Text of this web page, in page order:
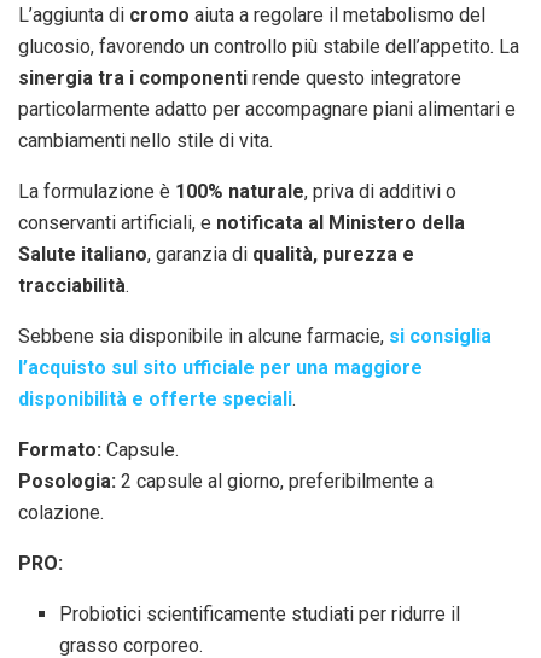
L’aggiunta di cromo aiuta a regolare il metabolismo del
glucosio, favorendo un controllo più stabile dell’appetito. La
sinergia tra i componenti rende questo integratore
particolarmente adatto per accompagnare piani alimentari e
cambiamenti nello stile di vita.
La formulazione è 100% naturale, priva di additivi o
conservanti artificiali, e notificata al Ministero della
Salute italiano, garanzia di qualità, purezza e
tracciabilità.
Sebbene sia disponibile in alcune farmacie, si consiglia
l’acquisto sul sito ufficiale per una maggiore
disponibilità e offerte speciali.
Formato: Capsule.
Posologia: 2 capsule al giorno, preferibilmente a
colazione.
PRO:
Probiotici scientificamente studiati per ridurre il
grasso corporeo.